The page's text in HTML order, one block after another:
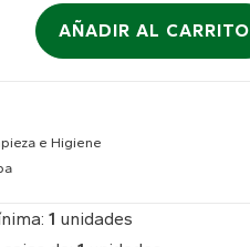
AÑADIR AL CARRITO
e Higiene
1 unidades